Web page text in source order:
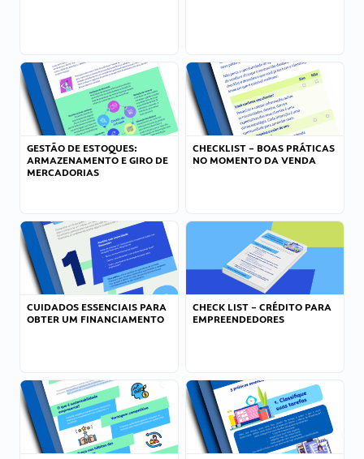
GESTÃO DE ESTOQUES:
ARMAZENAMENTO E GIRO DE
MERCADORIAS
CHECKLIST – BOAS PRÁTICAS
NO MOMENTO DA VENDA
CUIDADOS ESSENCIAIS PARA
OBTER UM FINANCIAMENTO
CHECK LIST – CRÉDITO PARA
EMPREENDEDORES